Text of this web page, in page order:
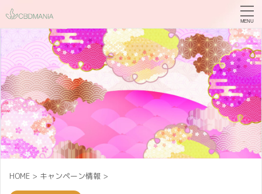
HOME > キャンペーン情報 >